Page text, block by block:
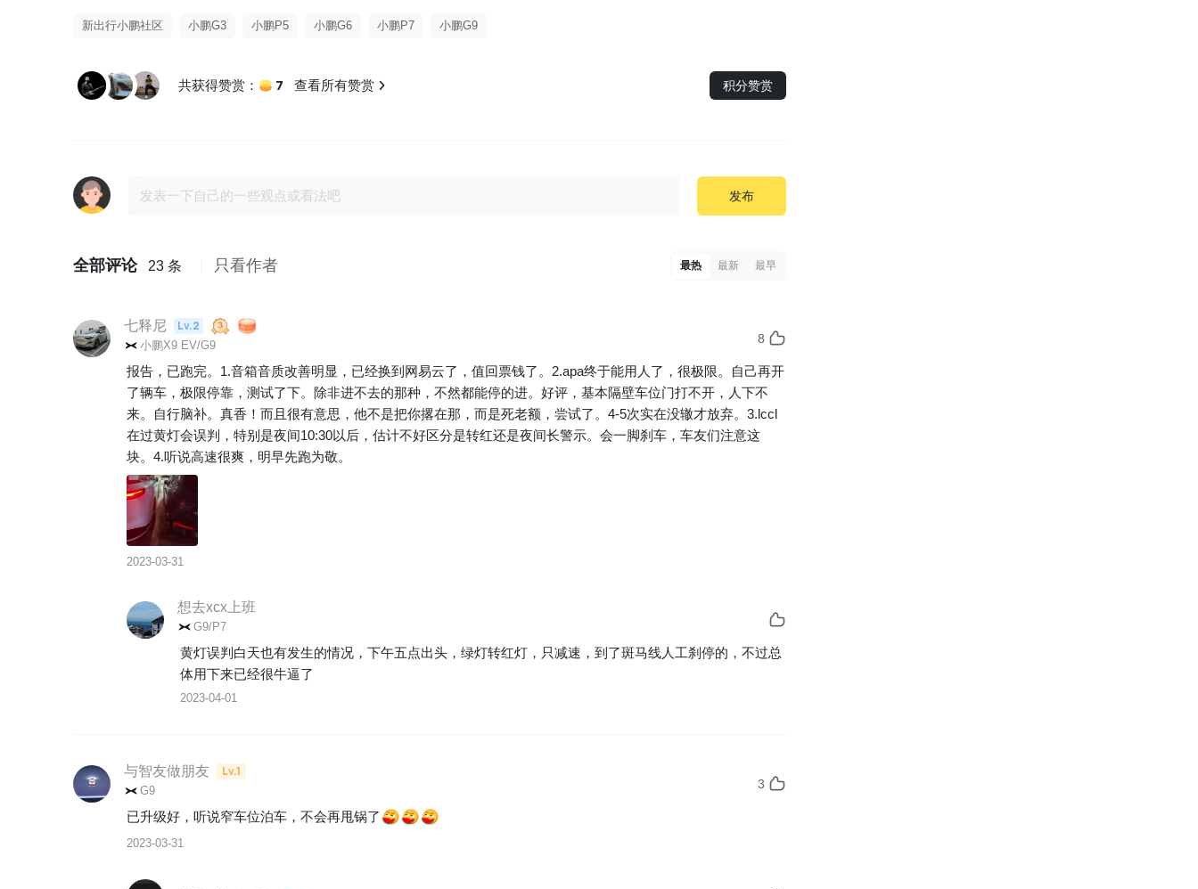
新出行小鹏社区 小鹏G3 小鹏P5 小鹏G6 小鹏P7 小鹏G9
共获得赞赏： 7 查看所有赞赏 积分赞赏
发布
全部评论 23 条 只看作者 最热 最新 最早
七释尼 Lv.2
小鹏X9 EV/G9 8
报告，已跑完。1.音箱音质改善明显，已经换到网易云了，值回票钱了。2.apa终于能用人了，很极限。自己再开
了辆车，极限停靠，测试了下。除非进不去的那种，不然都能停的进。好评，基本隔壁车位门打不开，人下不
来。自行脑补。真香！而且很有意思，他不是把你撂在那，而是死老额，尝试了。4-5次实在没辙才放弃。3.lccl
在过黄灯会误判，特别是夜间10:30以后，估计不好区分是转红还是夜间长警示。会一脚刹车，车友们注意这
块。4.听说高速很爽，明早先跑为敬。
2023-03-31
想去xcx上班
G9/P7
黄灯误判白天也有发生的情况，下午五点出头，绿灯转红灯，只减速，到了斑马线人工刹停的，不过总
体用下来已经很牛逼了
2023-04-01
与智友做朋友 Lv.1
G9 3
已升级好，听说窄车位泊车，不会再甩锅了
2023-03-31